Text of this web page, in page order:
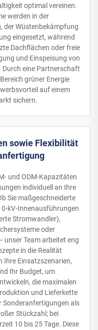
optimal vereinen.
werden in der
der Wüstenbekämpfung
eingesetzt, während
Dachflächen oder freie
und Einspeisung von
Durch eine Partnerschaft
grüner Energie
auf einem
sichern.
sowie Flexibilität
und ODM-Kapazitäten
individuell an Ihre
Sie maßgeschneiderte
kV-Innenausführungen
Stromwandler),
oder
unser Team arbeitet eng
in die Realität
Ihre Einsatzszenarien,
Ihr Budget, um
die maximalen
und Lieferkette
Sonderanfertigungen als
Stückzahl; bei
10 bis 25 Tage. Diese